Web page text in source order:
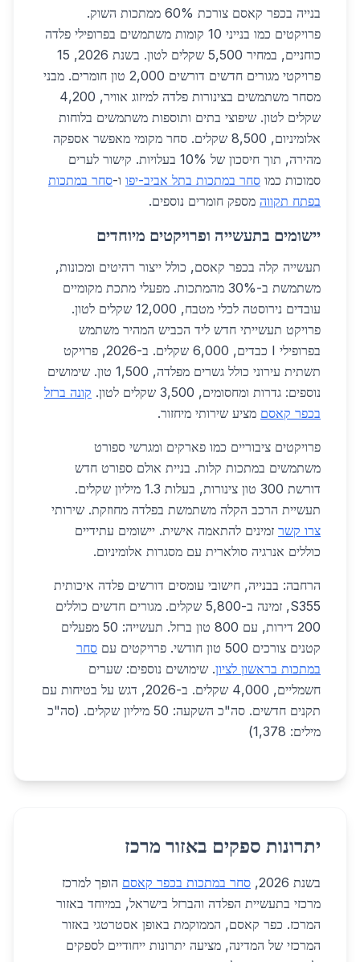
בנייה בכפר קאסם צורכת 60% ממתכות השוק.
פרויקטים כמו בנייני 10 קומות משתמשים בפרופילי פלדה
כוחניים, במחיר 5,500 שקלים לטון. בשנת 2026, 15
פרויקטי מגורים חדשים דורשים 2,000 טון חומרים. מבני
מסחר משתמשים בצינורות פלדה למיזוג אוויר, 4,200
שקלים לטון. שיפוצי בתים ותוספות משתמשים בלוחות
אלומיניום, 8,500 שקלים. סחר מקומי מאפשר אספקה
מהירה, תוך חיסכון של 10% בעלויות. קישור לערים
סמוכות כמו סחר במתכות בתל אביב-יפו ו-סחר במתכות
בפתח תקווה מספק חומרים נוספים.
יישומים בתעשייה ופרויקטים מיוחדים
תעשייה קלה בכפר קאסם, כולל ייצור רהיטים ומכונות,
משתמשת ב-30% מהמתכות. מפעלי מתכת מקומיים
עובדים נירוסטה לכלי מטבח, 12,000 שקלים לטון.
פרויקט תעשייתי חדש ליד הכביש המהיר משתמש
בפרופילי I כבדים, 6,000 שקלים. ב-2026, פרויקט
תשתית עירוני כולל גשרים מפלדה, 1,500 טון. שימושים
נוספים: גדרות ומחסומים, 3,500 שקלים לטון.
קונה ברזל
בכפר קאסם מציע שירותי מיחזור.
פרויקטים ציבוריים כמו פארקים ומגרשי ספורט
משתמשים במתכות קלות. בניית אולם ספורט חדש
דורשת 300 טון צינורות, בעלות 1.3 מיליון שקלים.
תעשיית הרכב הקלה משתמשת בפלדה מחוזקת. שירותי
צרו קשר זמינים להתאמה אישית. יישומים עתידיים
כוללים אנרגיה סולארית עם מסגרות אלומיניום.
הרחבה: בבנייה, חישובי עומסים דורשים פלדה איכותית
S355, זמינה ב-5,800 שקלים. מגורים חדשים כוללים
200 דירות, עם 800 טון ברזל. תעשייה: 50 מפעלים
קטנים צורכים 500 טון חודשי. פרויקטים עם
סחר
במתכות בראשון לציון. שימושים נוספים: שערים
חשמליים, 4,000 שקלים. ב-2026, דגש על בטיחות עם
תקנים חדשים. סה"כ השקעה: 50 מיליון שקלים. (סה"כ
מילים: 1,378)
יתרונות ספקים באזור מרכז
בשנת 2026, סחר במתכות בכפר קאסם הופך למרכז
מרכזי בתעשיית הפלדה והברזל בישראל, במיוחד באזור
המרכז. כפר קאסם, הממוקמת באופן אסטרטגי באזור
המרכזי של המדינה, מציעה יתרונות ייחודיים לספקים